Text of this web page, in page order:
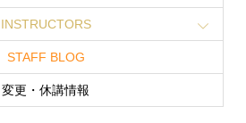
INSTRUCTORS
STAFF BLOG
変更・休講情報